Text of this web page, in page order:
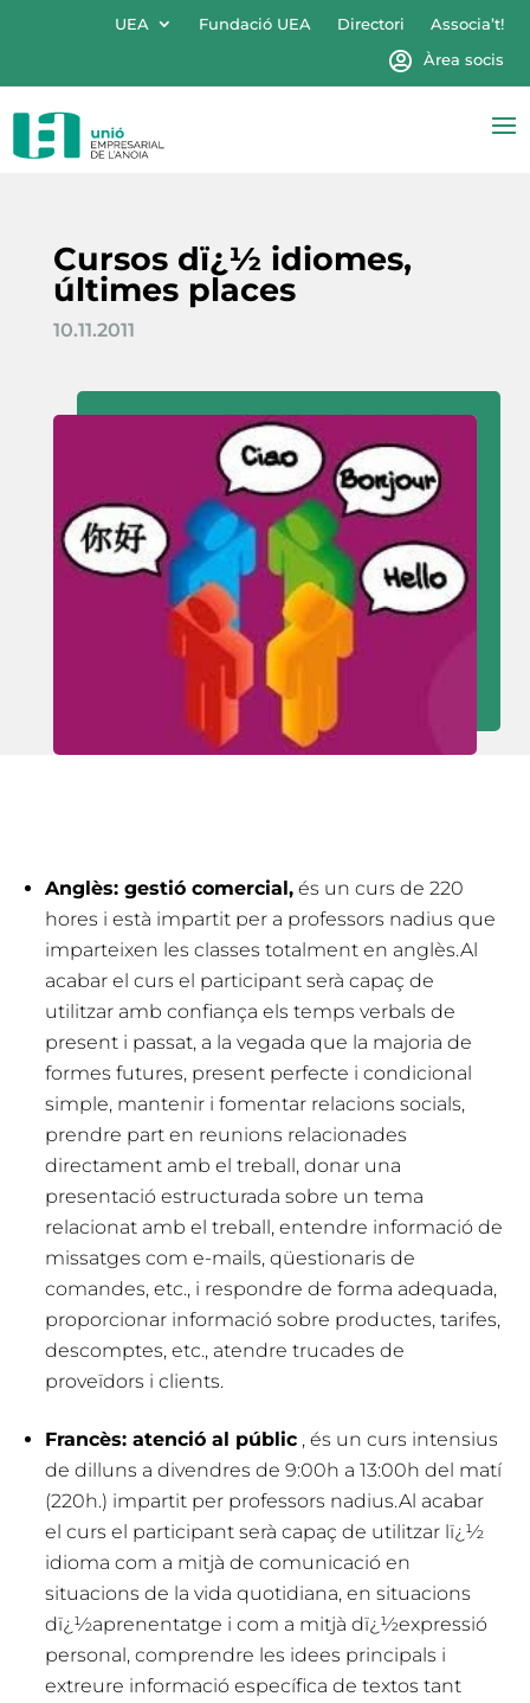
UEA Fundació UEA Directori
Associa’t!
Àrea socis
Cursos dï¿½ idiomes,
últimes places
10.11.2011
Anglès: gestió comercial, és un curs de 220
hores i està impartit per a professors nadius que
imparteixen les classes totalment en anglès.Al
acabar el curs el participant serà capaç de
utilitzar amb confiança els temps verbals de
present i passat, a la vegada que la majoria de
formes futures, present perfecte i condicional
simple, mantenir i fomentar relacions socials,
prendre part en reunions relacionades
directament amb el treball, donar una
presentació estructurada sobre un tema
relacionat amb el treball, entendre informació de
missatges com e-mails, qüestionaris de
comandes, etc., i respondre de forma adequada,
proporcionar informació sobre productes, tarifes,
descomptes, etc., atendre trucades de
proveïdors i clients.
Francès: atenció al públic , és un curs intensius
de dilluns a divendres de 9:00h a 13:00h del matí
(220h.) impartit per professors nadius.Al acabar
el curs el participant serà capaç de utilitzar lï¿½
idioma com a mitjà de comunicació en
situacions de la vida quotidiana, en situacions
dï¿½aprenentatge i com a mitjà dï¿½expressió
personal, comprendre les idees principals i
extreure informació específica de textos tant